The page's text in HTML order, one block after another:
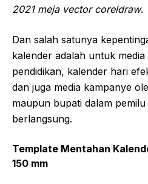
2021 meja vector coreldraw.
Dan salah satunya
kalender adalah untuk
pendidikan, kalender hari
dan juga media kampanye
maupun bupati dalam
berlangsung.
Template Mentahan
150 mm